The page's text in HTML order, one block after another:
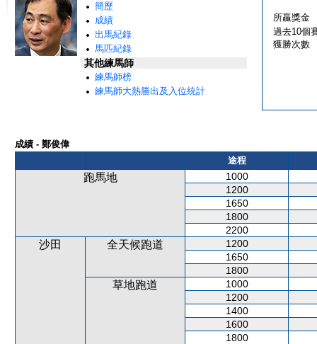
簡歷
成績
出馬紀錄
馬匹紀錄
其他練馬師
練馬師榜
練馬師大熱勝出及入位統計
所贏獎金
過去10個
獲勝次數
成績 - 鄭俊偉
途程
跑馬地
1000
1200
1650
1800
2200
沙田 全天候跑道
1200
1650
1800
草地跑道
1000
1200
1400
1600
1800